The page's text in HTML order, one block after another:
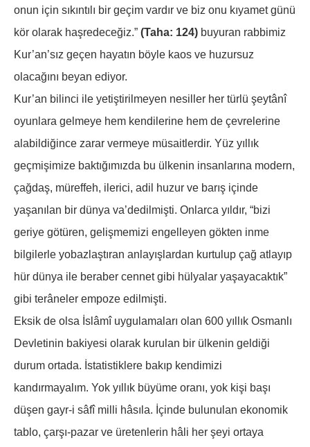
onun için sıkıntılı bir geçim vardır ve biz onu kıyamet günü
kör olarak haşredeceğiz.” (Taha: 124) buyuran rabbimiz
Kur’an’sız geçen hayatın böyle kaos ve huzursuz
olacağını beyan ediyor.
Kur’an bilinci ile yetiştirilmeyen nesiller her türlü şeytânî
oyunlara gelmeye hem kendilerine hem de çevrelerine
alabildiğince zarar vermeye müsaitlerdir. Yüz yıllık
geçmişimize baktığımızda bu ülkenin insanlarına modern,
çağdaş, müreffeh, ilerici, adil huzur ve barış içinde
yaşanılan bir dünya va’dedilmişti. Onlarca yıldır, “bizi
geriye götüren, gelişmemizi engelleyen gökten inme
bilgilerle yobazlaştıran anlayışlardan kurtulup çağ atlayıp
hür dünya ile beraber cennet gibi hülyalar yaşayacaktık”
gibi terâneler empoze edilmişti.
Eksik de olsa İslâmî uygulamaları olan 600 yıllık Osmanlı
Devletinin bakiyesi olarak kurulan bir ülkenin geldiği
durum ortada. İstatistiklere bakıp kendimizi
kandırmayalım. Yok yıllık büyüme oranı, yok kişi başı
düşen gayr-i sâfî milli hâsıla. İçinde bulunulan ekonomik
tablo, çarşı-pazar ve üretenlerin hâli her şeyi ortaya